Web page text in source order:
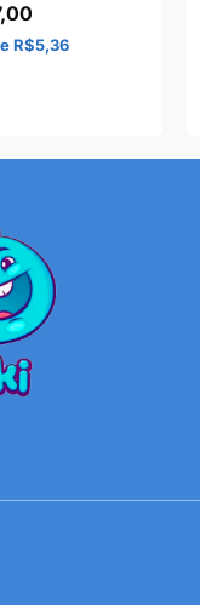
R$5,36